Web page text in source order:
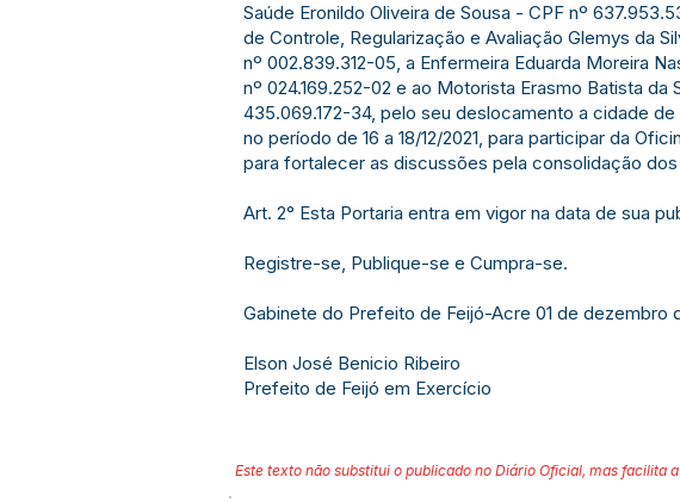
Saúde Eronildo Oliveira de Sousa - CPF nº
de Controle, Regularização e Avaliação Glemys da
nº 002.839.312-05, a Enfermeira Eduarda Moreira
nº 024.169.252-02 e ao Motorista Erasmo Batista da
435.069.172-34, pelo seu deslocamento a cidade de
no período de 16 a 18/12/2021, para participar da
para fortalecer as discussões pela consolidação
Art. 2° Esta Portaria entra em vigor na data de sua
Registre-se, Publique-se e Cumpra-se.
Gabinete do Prefeito de Feijó-Acre 01 de dezembro
Elson José Benicio Ribeiro
Prefeito de Feijó em Exercício
Este texto não substitui o publicado no Diário Oficial, mas facilita